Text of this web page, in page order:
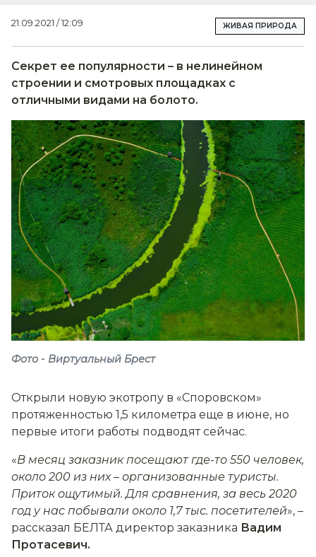
21.09.2021 / 12:09 ЖИВАЯ ПРИРОДА
Секрет ее популярности – в нелинейном
строении и смотровых площадках с
отличными видами на болото.
Фото - Виртуальный Брест
Открыли новую экотропу в «Споровском»
протяженностью 1,5 километра еще в июне, но
первые итоги работы подводят сейчас.
«В месяц заказник посещают где-то 550 человек,
около 200 из них– организованные туристы.
Приток ощутимый. Для сравнения, за весь 2020
год у нас побывали около 1,7 тыс. посетителей», –
рассказал БЕЛТА директор заказника Вадим
Протасевич.